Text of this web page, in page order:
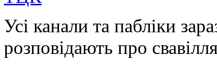
Усі канали та пабліки
розповідають про